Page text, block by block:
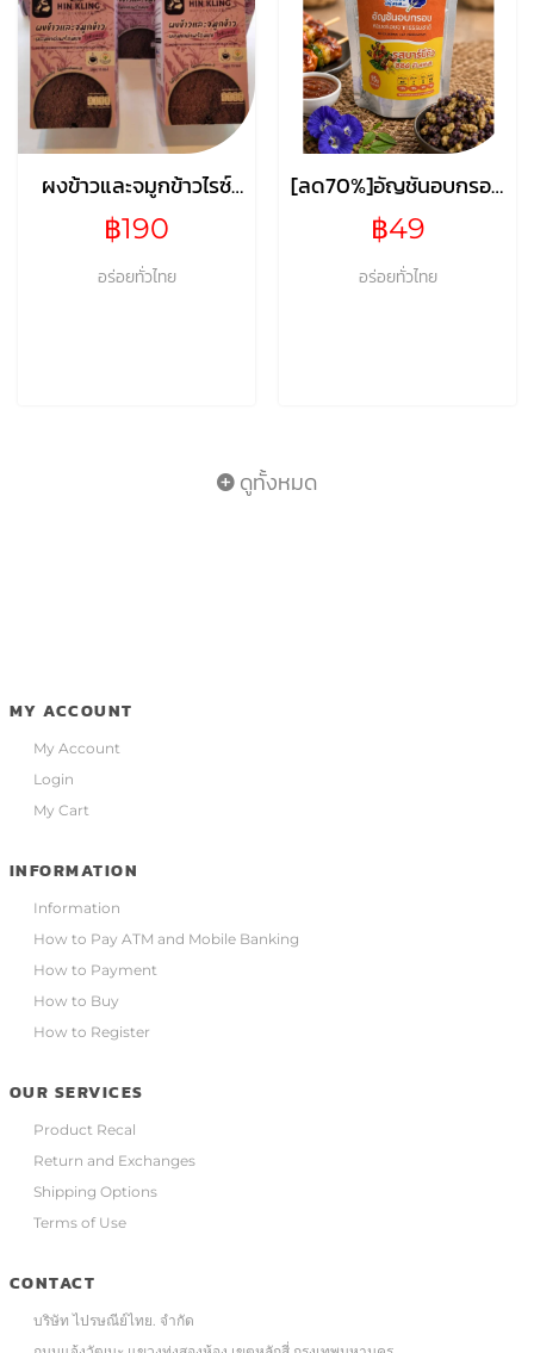
ผงข้าวและจมูกข้าวไรซ์
เบอร์รี่ผสมงาดำพร้อม
ชง ขนาด 225 กรัม (15
กรัม x 15 ซอง)
฿190
อร่อยทั่วไทย
[ลด70%]อัญชันอบกรอบ
ปรุงรส รสบาร์บีคิว
฿49
อร่อยทั่วไทย
ดูทั้งหมด
MY ACCOUNT
My Account
Login
My Cart
INFORMATION
Information
How to Pay ATM and Mobile Banking
How to Payment
How to Buy
How to Register
OUR SERVICES
Product Recal
Return and Exchanges
Shipping Options
Terms of Use
CONTACT
บริษัท ไปรษณีย์ไทย. จำกัด